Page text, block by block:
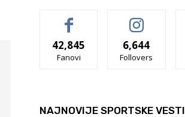
42,845
Fanovi
6,644
Follovers
NAJNOVIJE SPORTSKE VESTI